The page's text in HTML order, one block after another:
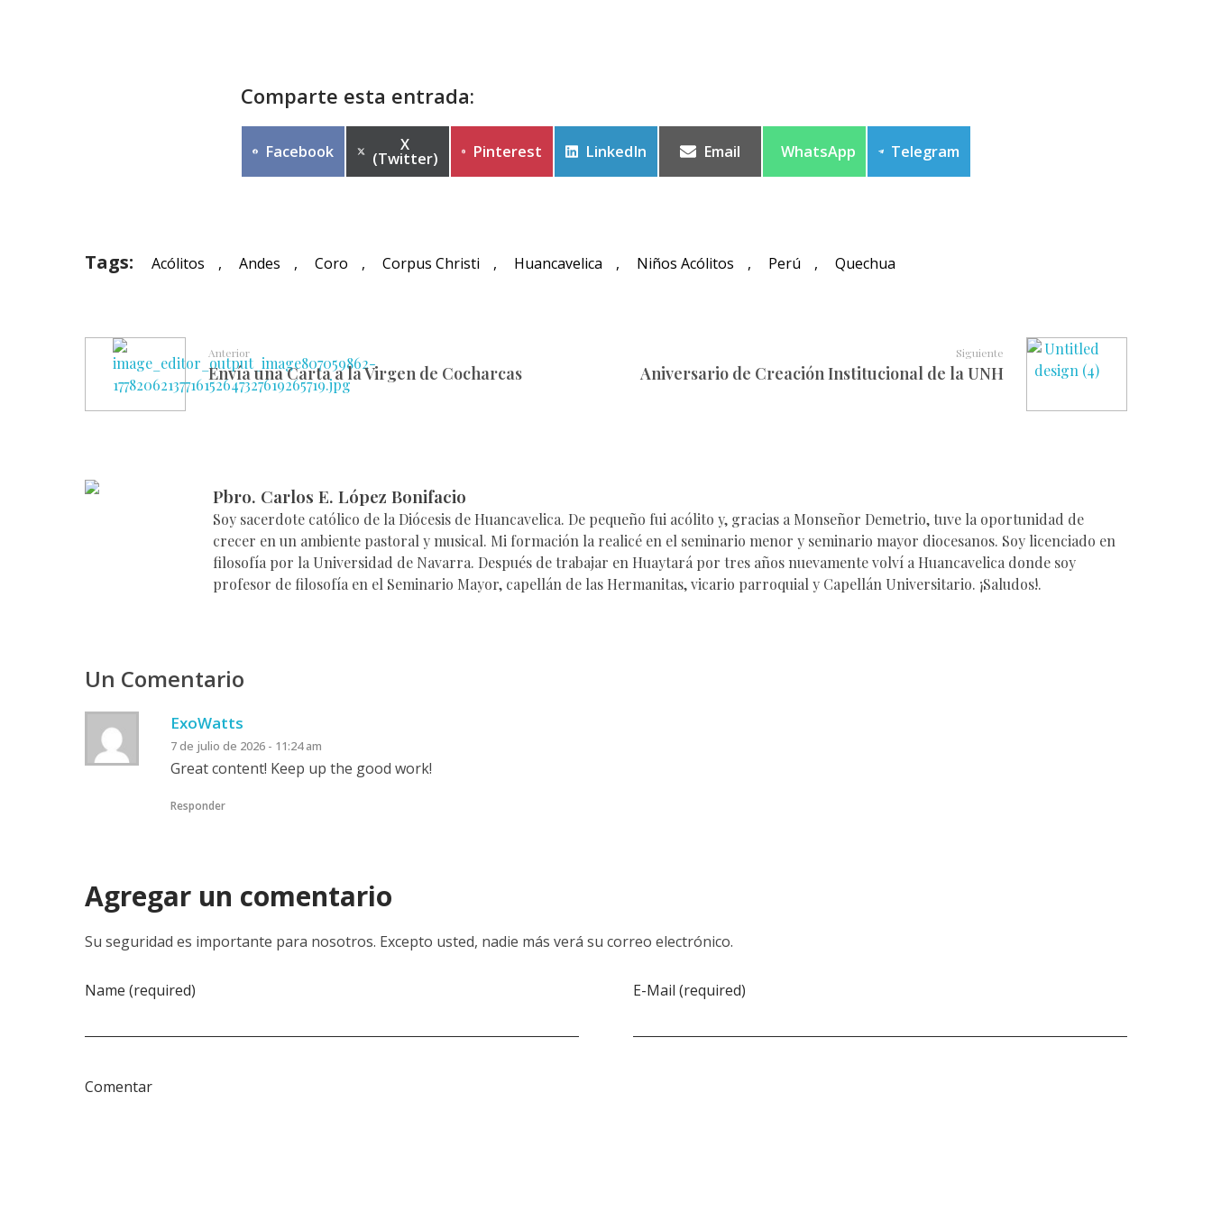
Comparte esta entrada:
Facebook X
(Twitter) Pinterest LinkedIn Email WhatsApp Telegram
Tags: Acólitos , Andes , Coro , Corpus Christi , Huancavelica , Niños Acólitos , Perú , Quechua
Anterior
Envía una Carta a la Virgen de Cocharcas
Siguiente
Aniversario de Creación Institucional de la UNH
Pbro. Carlos E. López Bonifacio
Soy sacerdote católico de la Diócesis de Huancavelica. De pequeño fui acólito y, gracias a Monseñor Demetrio, tuve la oportunidad de
crecer en un ambiente pastoral y musical. Mi formación la realicé en el seminario menor y seminario mayor diocesanos. Soy licenciado en
filosofía por la Universidad de Navarra. Después de trabajar en Huaytará por tres años nuevamente volví a Huancavelica donde soy
profesor de filosofía en el Seminario Mayor, capellán de las Hermanitas, vicario parroquial y Capellán Universitario. ¡Saludos!.
Un Comentario
ExoWatts
7 de julio de 2026 - 11:24 am
Great content! Keep up the good work!
Responder
Agregar un comentario
Su seguridad es importante para nosotros. Excepto usted, nadie más verá su correo electrónico.